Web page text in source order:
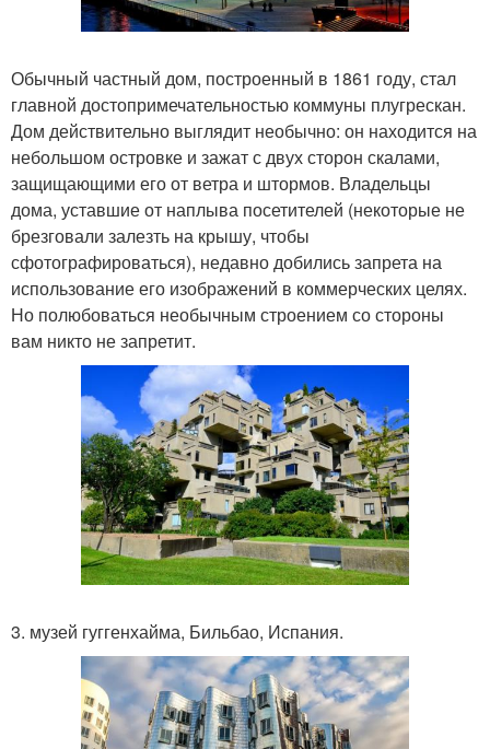
Обычный частный дом, построенный в 1861 году, стал
главной достопримечательностью коммуны плугрескан.
Дом действительно выглядит необычно: он находится на
небольшом островке и зажат с двух сторон скалами,
защищающими его от ветра и штормов. Владельцы
дома, уставшие от наплыва посетителей (некоторые не
брезговали залезть на крышу, чтобы
сфотографироваться), недавно добились запрета на
использование его изображений в коммерческих целях.
Но полюбоваться необычным строением со стороны
вам никто не запретит.
3. музей гуггенхайма, Бильбао, Испания.